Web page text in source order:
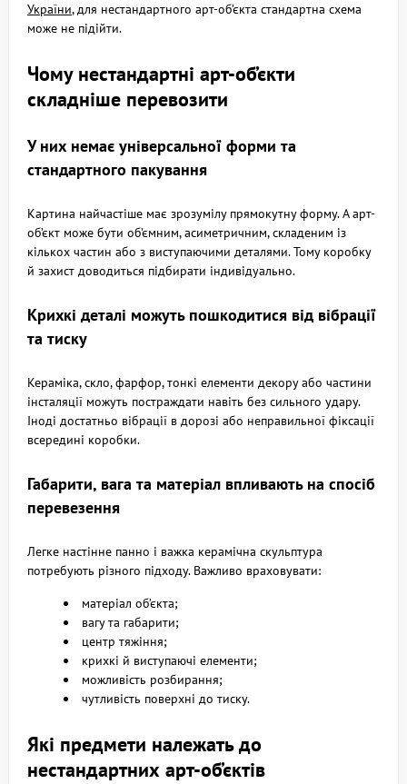
України, для нестандартного арт-об’єкта стандартна схема
може не підійти.
Чому нестандартні арт-об’єкти
складніше перевозити
У них немає універсальної форми та
стандартного пакування
Картина найчастіше має зрозумілу прямокутну форму. А арт-
об’єкт може бути об’ємним, асиметричним, складеним із
кількох частин або з виступаючими деталями. Тому коробку
й захист доводиться підбирати індивідуально.
Крихкі деталі можуть пошкодитися від вібрації
та тиску
Кераміка, скло, фарфор, тонкі елементи декору або частини
інсталяції можуть постраждати навіть без сильного удару.
Іноді достатньо вібрації в дорозі або неправильної фіксації
всередині коробки.
Габарити, вага та матеріал впливають на спосіб
перевезення
Легке настінне панно і важка керамічна скульптура
потребують різного підходу. Важливо враховувати:
матеріал об’єкта;
вагу та габарити;
центр тяжіння;
крихкі й виступаючі елементи;
можливість розбирання;
чутливість поверхні до тиску.
Які предмети належать до
нестандартних арт-об’єктів